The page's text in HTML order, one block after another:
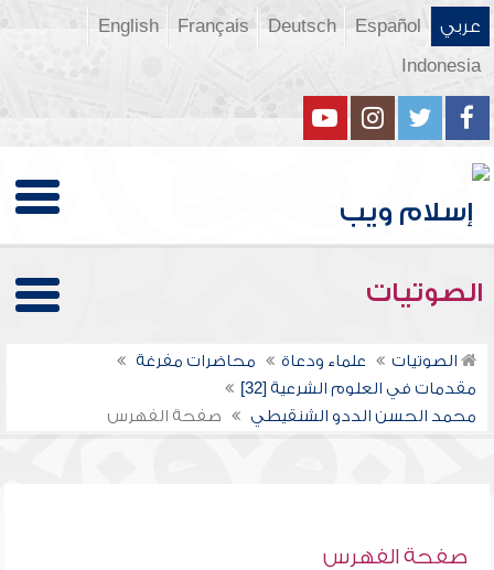
عربي Español
Deutsch
Français
English
Indonesia
الصوتيات
الصوتيات علماء ودعاة
محاضرات مفرغة
مقدمات في العلوم الشرعية [32]
محمد الحسن الددو الشنقيطي
صفحة الفهرس
صفحة الفهرس